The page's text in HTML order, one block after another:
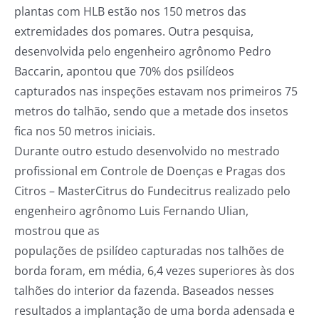
plantas com HLB estão nos 150 metros das
extremidades dos pomares. Outra pesquisa,
desenvolvida pelo engenheiro agrônomo Pedro
Baccarin, apontou que 70% dos psilídeos
capturados nas inspeções estavam nos primeiros 75
metros do talhão, sendo que a metade dos insetos
fica nos 50 metros iniciais.
Durante outro estudo desenvolvido no mestrado
profissional em Controle de Doenças e Pragas dos
Citros – MasterCitrus do Fundecitrus realizado pelo
engenheiro agrônomo Luis Fernando Ulian,
mostrou que as
populações de psilídeo capturadas nos talhões de
borda foram, em média, 6,4 vezes superiores às dos
talhões do interior da fazenda. Baseados nesses
resultados a implantação de uma borda adensada e